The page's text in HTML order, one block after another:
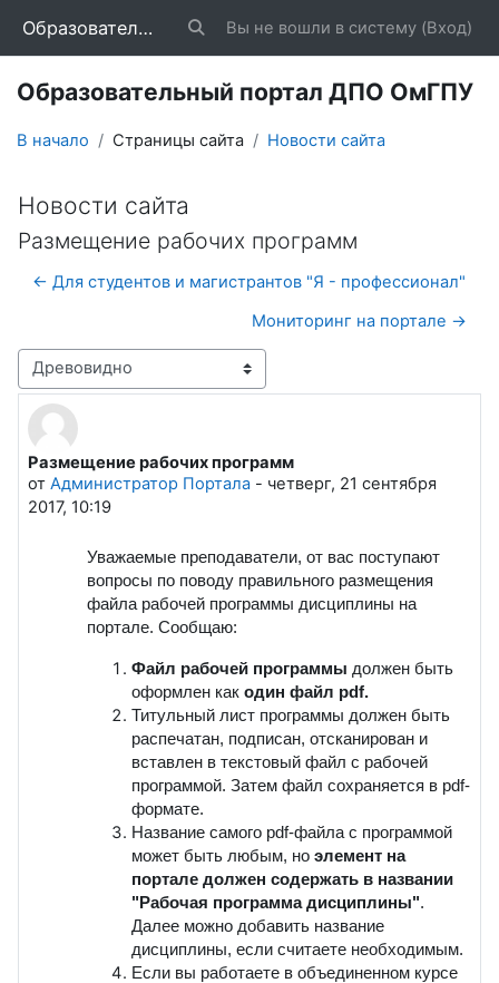
Образовательный портал ДПО ОмГПУ Изменить данные поисковой строки
Вы не вошли в систему (Вход)
Образовательный портал ДПО ОмГПУ
В начало Страницы сайта Новости сайта
Новости сайта
Размещение рабочих программ
← Для студентов и магистрантов "Я - профессионал"
Мониторинг на портале →
Режим отображения
Размещение рабочих программ
от Администратор Портала - четверг, 21 сентября
2017, 10:19
Количество ответов: 0
Уважаемые преподаватели, от вас поступают
вопросы по поводу правильного размещения
файла рабочей программы дисциплины на
портале. Сообщаю:
Файл рабочей программы должен быть
оформлен как один файл pdf.
Титульный лист программы должен быть
распечатан, подписан, отсканирован и
вставлен в текстовый файл с рабочей
программой. Затем файл сохраняется в pdf-
формате.
Название самого pdf-файла с программой
может быть любым, но элемент на
портале должен содержать в названии
"Рабочая программа дисциплины".
Далее можно добавить название
дисциплины, если считаете необходимым.
Если вы работаете в объединенном курсе